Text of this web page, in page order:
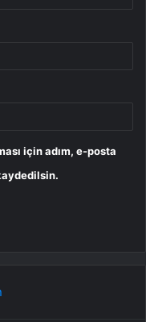
için adım, e-posta